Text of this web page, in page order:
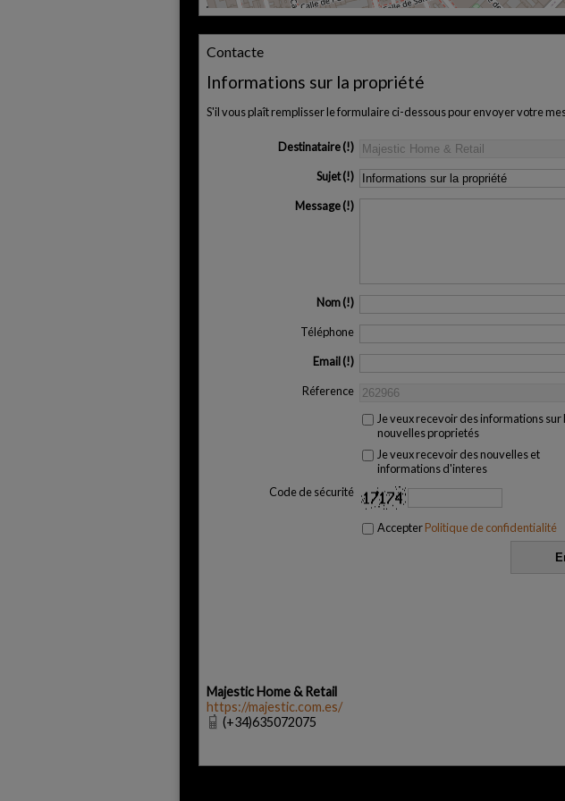
Contacte
Informations sur la propriété
S'il vous plaît remplisser le formulaire ci-dessous pour envoyer votre
Destinataire
Sujet
Message
Nom
Téléphone
Email
Réference
Je veux recevoir des informations sur
nouvelles proprietés
Je veux recevoir des nouvelles et
informations d'interes
Code de sécurité
AccepterPolitique de confidentialité
Majestic Home & Retail
https://majestic.com.es/
(+34)635072075